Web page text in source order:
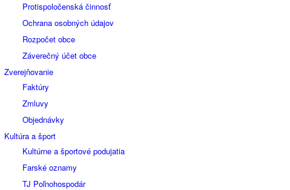
Protispoločenská činnosť
Ochrana osobných údajov
Rozpočet obce
Záverečný účet obce
Zverejňovanie
Faktúry
Zmluvy
Objednávky
Kultúra a šport
Kultúrne a športové podujatia
Farské oznamy
TJ Poľnohospodár